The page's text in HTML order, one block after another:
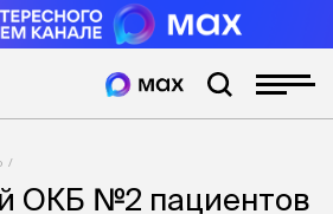
ОКБ №2 пациентов